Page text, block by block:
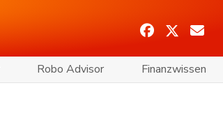
Robo Advisor Finanzwissen